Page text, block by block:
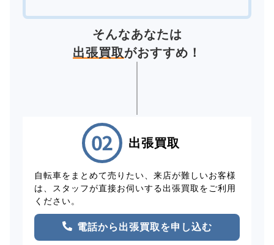
そんなあなたは
出張買取がおすすめ！
出張買取
自転車をまとめて売りたい、来店が難しいお客様
は、スタッフが直接お伺いする出張買取をご利用
ください。
電話から出張買取を申し込む